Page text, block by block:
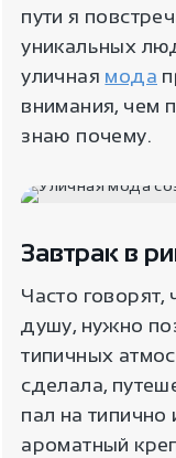
пути я
уникальных
уличная мода
внимания, чем
знаю почему.
Завтрак в
Часто говорят,
душу, нужно
типичных
сделала,
пал на типично
ароматный